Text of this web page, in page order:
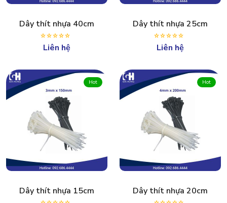
Dây thít nhựa 40cm
Liên hệ
Dây thít nhựa 25cm
Liên hệ
Hot
Dây thít nhựa 15cm
Hot
Dây thít nhựa 20cm